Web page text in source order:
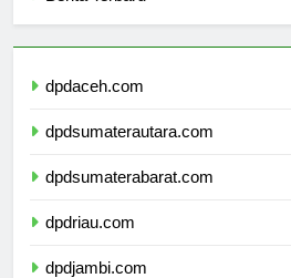
dpdaceh.com
dpdsumaterautara.com
dpdsumaterabarat.com
dpdriau.com
dpdjambi.com